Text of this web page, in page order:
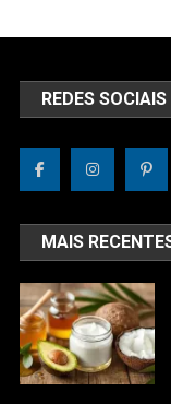
REDES SOCIAIS
MAIS